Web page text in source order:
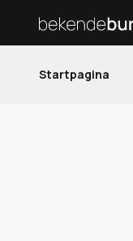
Startpagina